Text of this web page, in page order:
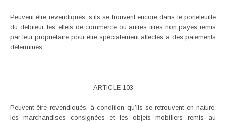
Peuvent être revendiqués, s’ils se trouvent encore dans le portefeuille
du débiteur, les effets de commerce ou autres titres non payés remis
par leur propriétaire pour être spécialement affectés à des paiements
déterminés.
ARTICLE 103
Peuvent être revendiqués, à condition qu’ils se retrouvent en nature,
les marchandises consignées et les objets mobiliers remis au